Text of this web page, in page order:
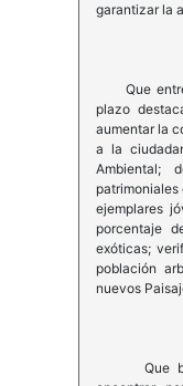
garantizar la
Que entre
plazo
aumentar la
a la
Ambiental;
ejemplares
porcentaje
exóticas;
población
nuevos
Que bajo